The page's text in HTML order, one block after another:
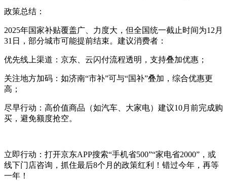
政策总结：
2025年国家补贴覆盖广、力度大，但全国统一截止时间为12月
31日，部分城市可能提前结束。建议消费者：
优先线上渠道：京东、云闪付流程透明，支持叠加优惠；
关注地方加码：如济南“市补”可与“国补”叠加，综合优惠更
高；
尽早行动：高价值商品（如汽车、大家电）建议10月前完成购
买，避免额度抢空。
立即行动：打开京东APP搜索“手机省500”“家电省2000”，或
线下门店咨询，抓住最后8个月的政策红利！错过今年，再等
一年！